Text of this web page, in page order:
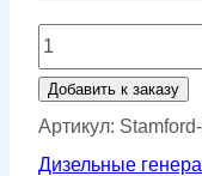
Количество
товара
Генератор
Stamford
Добавить к заказу
Артикул:
Дизельные